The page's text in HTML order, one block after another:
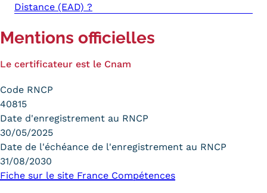
Distance (EAD) ?
Mentions officielles
Le certificateur est le Cnam
Code RNCP
40815
Date d'enregistrement au RNCP
30/05/2025
Date de l'échéance de l'enregistrement au RNCP
31/08/2030
Fiche sur le site France Compétences